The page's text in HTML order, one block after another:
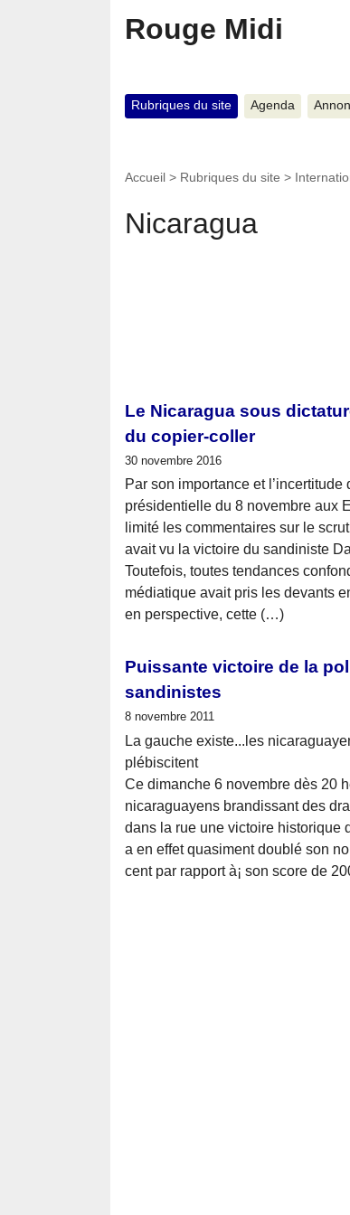
Rouge Midi
Rubriques du site Agenda
Accueil > Rubriques du site >
Nicaragua
Le Nicaragua sous
du copier-coller
30 novembre 2016
Par son importance et l’incertitude
présidentielle du 8 novembre aux
limité les commentaires sur le
avait vu la victoire du sandiniste
Toutefois, toutes tendances
médiatique avait pris les devants
en perspective, cette (…)
Puissante victoire de la
sandinistes
8 novembre 2011
La gauche existe...les
plébiscitent
Ce dimanche 6 novembre dès 20
nicaraguayens brandissant des
dans la rue une victoire historique
a en effet quasiment doublé son
cent par rapport à¡ son score de